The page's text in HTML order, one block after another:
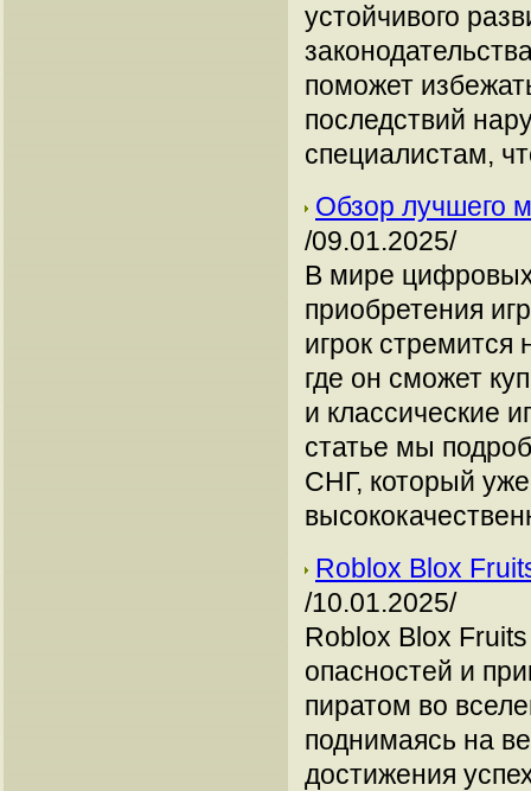
устойчивого
поможет
последствий
специалистам,
Обзор лучшего
/09.01.2025/
В мире цифровых
приобретения
игрок
где он сможет
и классические
статье мы
СНГ, который
Roblox Blox
/10.01.2025/
Roblox Blox
опасностей и
пиратом во
поднимаясь на
достижения